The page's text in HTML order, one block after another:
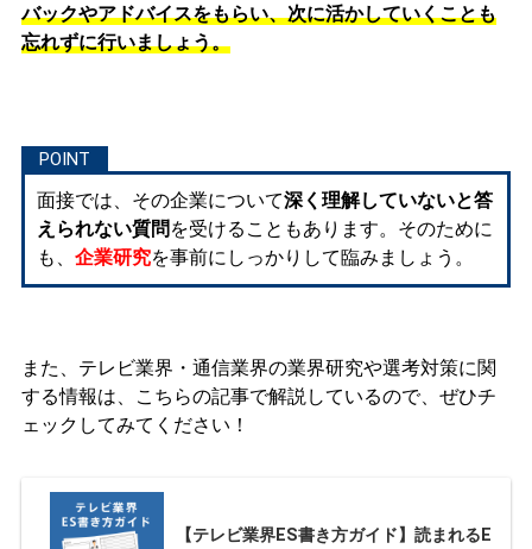
バックやアドバイスをもらい、次に活かしていくことも
忘れずに行いましょう。
面接では、その企業について深く理解していないと答
えられない質問 を受けることもあります。そのために
も、 企業研究を事前にしっかりして臨みましょう。
また、テレビ業界・通信業界の業界研究や選考対策に関
する情報は、こちらの記事で解説しているので、ぜひチ
ェックしてみてください！
【テレビ業界ES書き方ガイド】読まれるE